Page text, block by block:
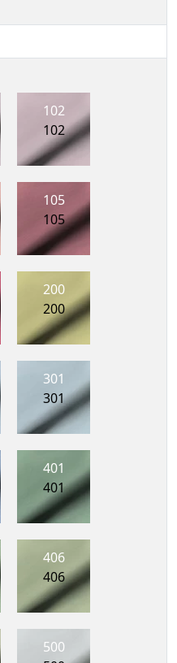
102
102
105
105
200
200
301
301
401
401
406
406
500